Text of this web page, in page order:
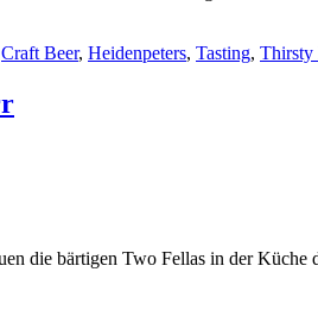
Craft Beer, Heidenpeters, Tasting, Thirsty
die bärtigen Two Fellas in der